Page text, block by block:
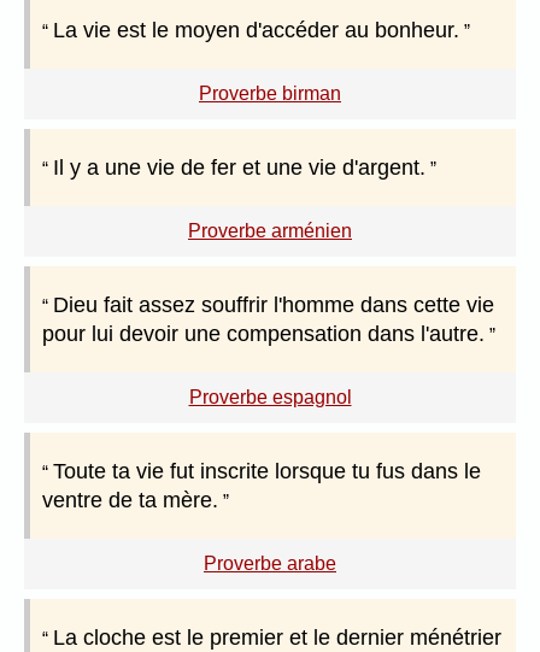
La vie est le moyen d'accéder au bonheur.
Proverbe birman
Il y a une vie de fer et une vie d'argent.
Proverbe arménien
Dieu fait assez souffrir l'homme dans cette vie
pour lui devoir une compensation dans l'autre.
Proverbe espagnol
Toute ta vie fut inscrite lorsque tu fus dans le
ventre de ta mère.
Proverbe arabe
La cloche est le premier et le dernier ménétrier